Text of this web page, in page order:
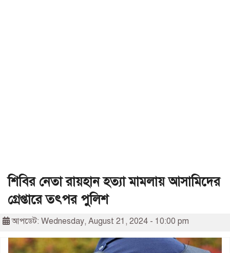
শিবির নেতা রায়হান হত্যা মামলায় আসামিদের
গ্রেপ্তারে তৎপর পুলিশ
আপডেট: Wednesday, August 21, 2024 - 10:00 pm